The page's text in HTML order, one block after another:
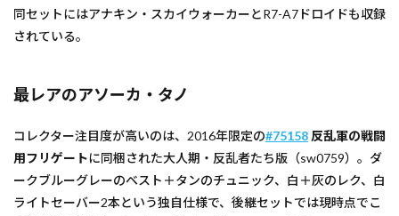
同セットにはアナキン・スカイウォーカーとR7-A7ドロイドも収録
されている。
最レアのアソーカ・タノ
コレクター注目度が高いのは、2016年限定の#75158 反乱軍の戦闘
用フリゲートに同梱された大人期・反乱者たち版（sw0759）。ダ
ークブルーグレーのベスト＋タンのチュニック、白＋灰のレク、白
ライトセーバー2本という独自仕様で、後継セットでは現時点でこ